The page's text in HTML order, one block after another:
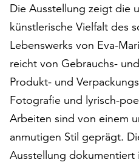
akzeptieren.
Sie
können
Ihr
Einverständnis
jederzeit
ändern
widerrufen.
Dafür
steht
Die Ausstellung zeigt die
künstlerische Vielfalt des
Lebenswerks von Eva-
reicht von Gebrauchs-
Produkt- und
Fotografie und lyrisch-
Arbeiten sind von einem
anmutigen Stil geprägt.
Ausstellung